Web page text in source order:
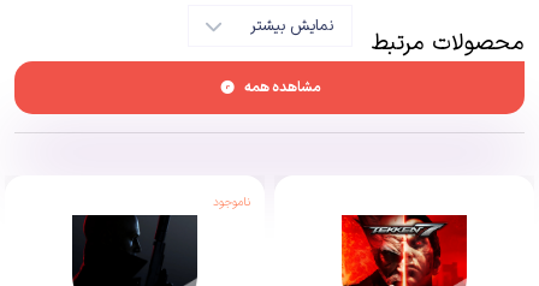
ژانر به وجود آورد. Call of Duty 4: Modern Warfare علاوه بر این‌که تاثیر زیادی
بر صنعت گیم داشت، موفقیت‌ تجاری چشم‌گیری نیز به دست آورد. همین عامل
نمایش بیشتر محصولات مرتبط
مشاهده همه
ناموجود